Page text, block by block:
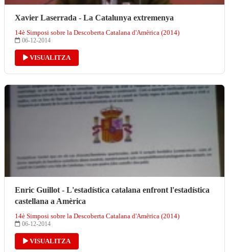
Xavier Laserrada - La Catalunya extremenya
14è Simposi sobre la Descoberta Catalana d'Amèrica (2014)
06-12-2014
VISUALITZA
Enric Guillot - L'estadística catalana enfront l'estadística
castellana a Amèrica
14è Simposi sobre la Descoberta Catalana d'Amèrica (2014)
06-12-2014
VISUALITZA